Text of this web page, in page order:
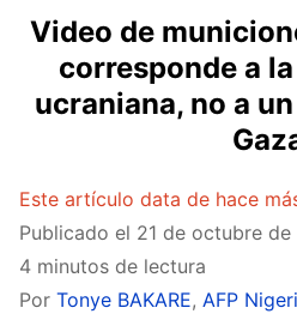
Video de
corresponde a
ucraniana, no a
Este artículo data de hace
Publicado el 21 de octubre
4 minutos de lectura
Por Tonye BAKARE, AFP